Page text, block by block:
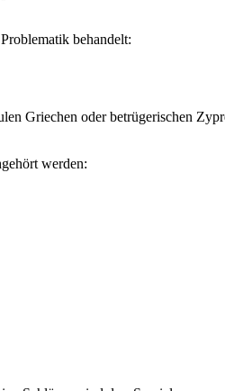
behandelt:
Griechen oder betrügerischen
werden: